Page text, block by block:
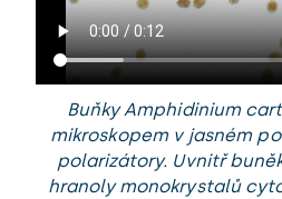
Buňky Amphidinium
mikroskopem v jasném
polarizátory. Uvnitř
hranoly monokrystalů